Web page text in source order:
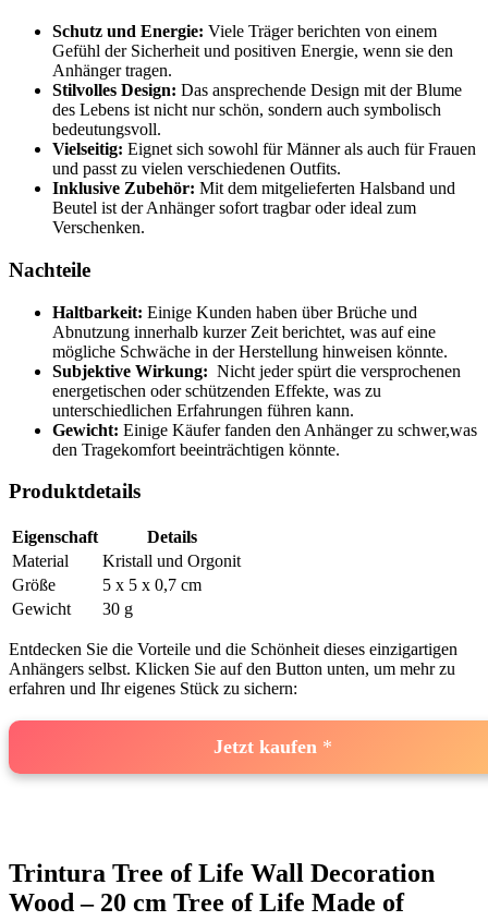
Schutz und Energie: Viele Träger ⁣berichten von einem
Gefühl der Sicherheit und positiven Energie, wenn sie den
Anhänger tragen.
Stilvolles Design: Das ansprechende Design ‍mit der Blume
des Lebens ist⁣ nicht nur schön, sondern auch symbolisch
bedeutungsvoll.
Vielseitig: Eignet sich sowohl für Männer als auch für Frauen
und passt zu vielen‌ verschiedenen Outfits.
Inklusive Zubehör: Mit dem ‌mitgelieferten Halsband ⁢und
Beutel ist der Anhänger sofort tragbar oder ideal zum
Verschenken.
Nachteile
Haltbarkeit: Einige Kunden haben über Brüche und
Abnutzung innerhalb kurzer Zeit berichtet, was auf ‍eine⁤
mögliche Schwäche in der ‌Herstellung hinweisen⁤ könnte.
Subjektive ⁤Wirkung: ‍ Nicht jeder spürt die versprochenen
energetischen oder schützenden Effekte,​ was zu
unterschiedlichen Erfahrungen führen kann.
Gewicht: Einige Käufer fanden den Anhänger zu⁢ schwer,was
den Tragekomfort beeinträchtigen könnte.
Produktdetails
Eigenschaft
Details
Material
Kristall und Orgonit
Größe
5 x 5 x 0,7 cm
Gewicht
30 g
Entdecken Sie ‌die Vorteile und die Schönheit dieses einzigartigen
Anhängers selbst. Klicken Sie auf den Button unten, ‌um mehr zu
erfahren und Ihr eigenes Stück zu sichern:
Jetzt kaufen
Trintura ‍Tree of Life⁣ Wall Decoration
Wood – 20 ​cm Tree of Life​ Made of